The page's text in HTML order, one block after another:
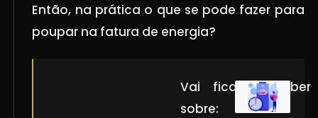
Então, na prática o que se pode fazer para
poupar na fatura de energia?
Vai ficar a saber
sobre: